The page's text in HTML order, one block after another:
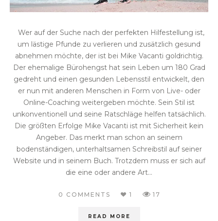
Wer auf der Suche nach der perfekten Hilfestellung ist,
um lästige Pfunde zu verlieren und zusätzlich gesund
abnehmen möchte, der ist bei Mike Vacanti goldrichtig.
Der ehemalige Bürohengst hat sein Leben um 180 Grad
gedreht und einen gesunden Lebensstil entwickelt, den
er nun mit anderen Menschen in Form von Live- oder
Online-Coaching weitergeben möchte. Sein Stil ist
unkonventionell und seine Ratschläge helfen tatsächlich.
Die größten Erfolge Mike Vacanti ist mit Sicherheit kein
Angeber. Das merkt man schon an seinem
bodenständigen, unterhaltsamen Schreibstil auf seiner
Website und in seinem Buch. Trotzdem muss er sich auf
die eine oder andere Art...
0 COMMENTS 1 17
READ MORE